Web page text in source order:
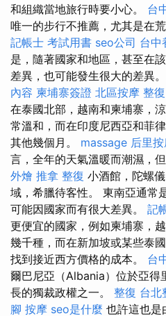
和組織當地旅行時要小心。 台
唯一的步行不推薦，尤其是在
記帳士 考試用書 seo公司 台中
是，隨著國家和地區，甚至在
差異，也可能發生很大的差異。
內容 柬埔寨簽證 北區按摩 整
在泰國北部，越南和柬埔寨，
常溫和，而在印度尼西亞和菲
其他幾個月。 massage 后里
言，全年的天氣溫暖而潮濕，
外燴 推拿 整復 小酒館，陀螺
域，希臘待客性。 東南亞通常
可能因國家而有很大差異。 記
更便宜的國家，例如柬埔寨，
幾千種，而在新加坡或某些泰
找到接近西方價格的成本。 台
爾巴尼亞（Albania）位於亞得
長的獨裁政權之一。 整復 台北
腳 按摩 seo是什麼 也許這也是